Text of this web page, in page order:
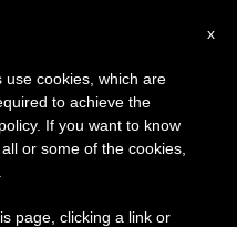
2014
x
cookies, which are
to achieve the
If you want to know
or some of the cookies,
page, clicking a link or